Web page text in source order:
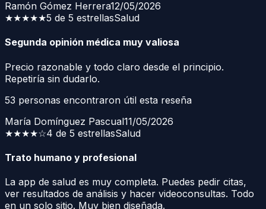
Ramón Gómez Herrera12/05/2026
★★★★★5 de 5 estrellasSalud
Segunda opinión médica muy valiosa
Precio razonable y todo claro desde el principio.
Repetiría sin dudarlo.
53 personas encontraron útil esta reseña
María Domínguez Pascual11/05/2026
★★★★☆4 de 5 estrellasSalud
Trato humano y profesional
La app de salud es muy completa. Puedes pedir citas,
ver resultados de análisis y hacer videoconsultas. Todo
en un solo sitio. Muy bien diseñada.